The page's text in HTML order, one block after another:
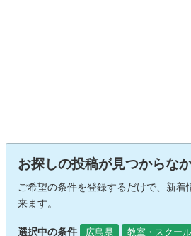
お探しの投稿が見つからな
ご希望の条件を登録するだけで、新着
来ます。
選択中の条件 広島県 教室・スクール